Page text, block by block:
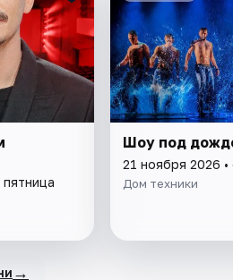
Шоу под
21 ноября 2026 •
Дом техники
→